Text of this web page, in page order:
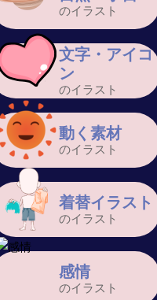
のイラスト
文字・アイコ
ン
のイラスト
動く素材
のイラスト
着替イラスト
のイラスト
感情
のイラスト